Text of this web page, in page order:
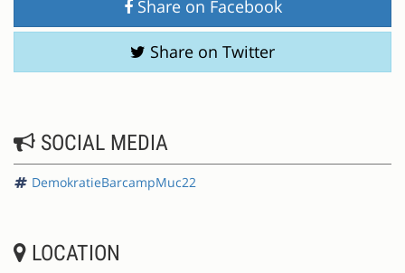
Share on Facebook
Share on Twitter
SOCIAL MEDIA
DemokratieBarcampMuc22
LOCATION